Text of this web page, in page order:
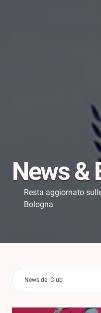
News &
Resta aggiornato
Bologna
News del Club